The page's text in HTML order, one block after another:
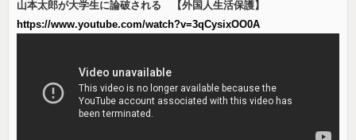
山本太郎が大学生に論破される 【外国人生活保護】
https://www.youtube.com/watch?v=3qCysixOO0A